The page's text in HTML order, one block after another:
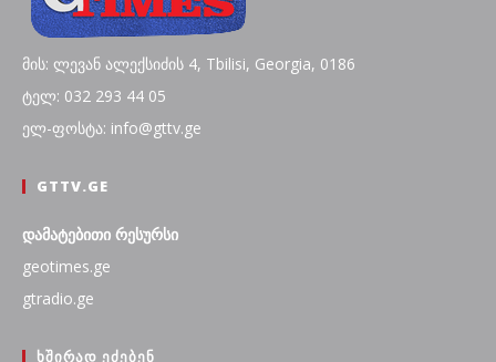
მის: ლევან ალექსიძის 4, Tbilisi, Georgia, 0186
ტელ: 032 293 44 05
ელ-ფოსტა: info@gttv.ge
GTTV.GE
დამატებითი რესურსი
geotimes.ge
gtradio.ge
ᲮᲨᲘᲠᲐᲓ ᲔᲫᲔᲑᲔᲜ